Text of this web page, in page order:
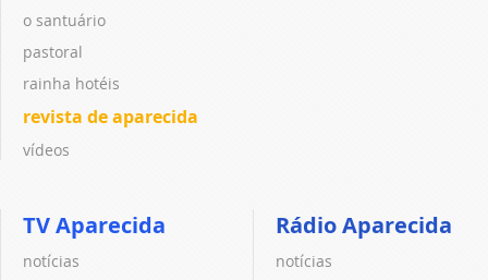
o santuário
pastoral
rainha hotéis
revista de aparecida
vídeos
TV Aparecida
notícias
Rádio Aparecida
notícias